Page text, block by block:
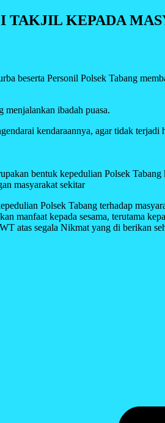
TAKJIL KEPADA
Personil Polsek Tabang
menjalankan ibadah puasa.
kendaraannya, agar tidak
bentuk kepedulian Polsek Tabang
masyarakat sekitar
Polsek Tabang terhadap
manfaat kepada sesama, terutama
atas segala Nikmat yang di berikan